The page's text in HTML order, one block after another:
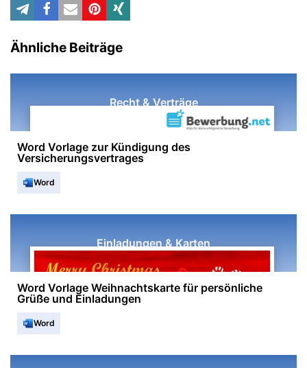
Ähnliche Beiträge
Recht & Verträge
Word Vorlage zur Kündigung des
Versicherungsvertrages
Word
Einladungen & Karten
Word Vorlage Weihnachtskarte für persönliche
Grüße und Einladungen
Word